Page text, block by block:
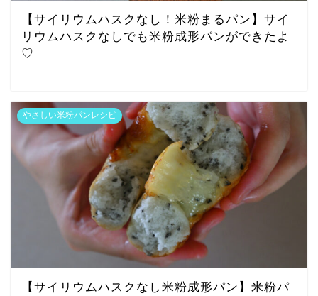
【サイリウムハスクなし！米粉まるパン】サイ
リウムハスクなしでも米粉成形パンができたよ
♡
やさしい米粉パンレシピ
【サイリウムハスクなし米粉成形パン】米粉パ